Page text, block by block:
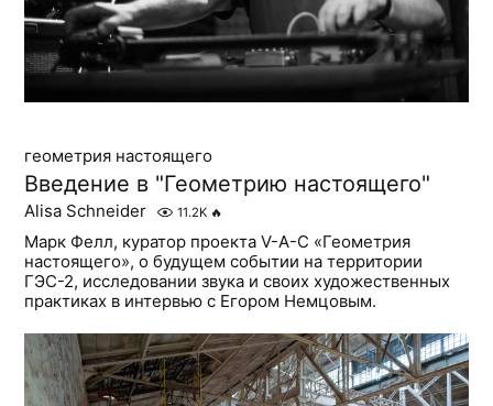
геометрия настоящего
Введение в "Геометрию настоящего"
Alisa Schneider 11.2K 🔥
Марк Фелл, куратор проекта V-A-C «Геометрия
настоящего», о будущем событии на территории
ГЭС-2, исследовании звука и своих художественных
практиках в интервью с Егором Немцовым.